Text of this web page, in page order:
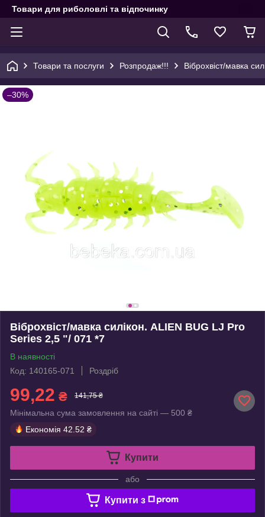
Товари для риболовлі та відпочинку
Товари та послуги Розпродаж!!! Віброхвіст/мавка
–30%
Віброхвіст/мавка силікон. ALIEN BUG LJ Pro
Series 2,5 "/ 071 *7
В наявності
Код: 140165-071
Роздріб
99,22 ₴ 141,75 ₴
Мінімальна сума замовлення на сайті — 500 ₴
Економія 42.52 ₴
Купити
або
Купити з